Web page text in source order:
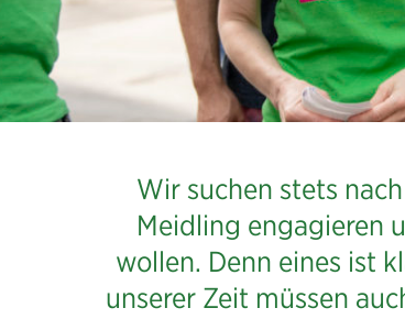
Wir suchen stets
Meidling engagieren
wollen. Denn eines ist
unserer Zeit müssen